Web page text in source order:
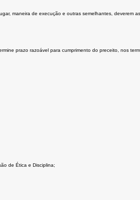
maneira de execução e outras semelhantes, deverem
prazo razoável para cumprimento do preceito, nos
de Ética e Disciplina;